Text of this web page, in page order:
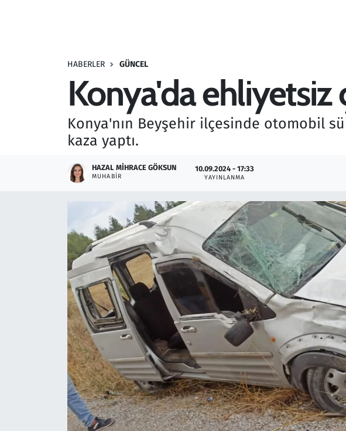
HABERLER GÜNCEL
Konya'da ehliyetsiz
Konya'nın Beyşehir ilçesinde otomobil
kaza yaptı.
HAZAL MIHRACE GÖKSUN
MUHABIR
10.09.2024 - 17:33
YAYINLANMA
Savunma Sanayi
Seçim 2023
Televizyon